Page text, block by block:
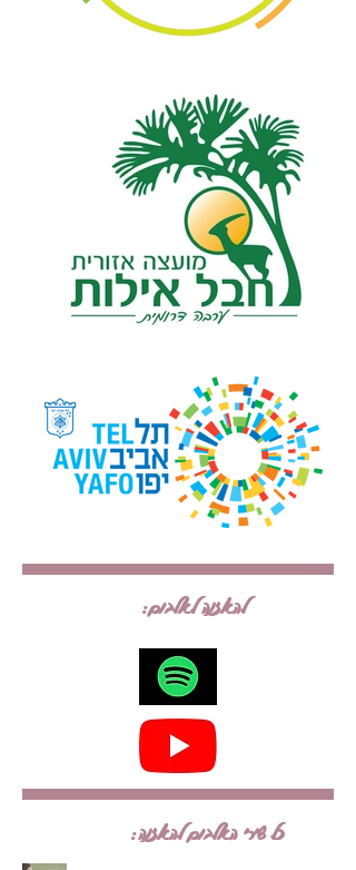
להאזנה לאלבום:
כל שירי האלבום להאזנה: